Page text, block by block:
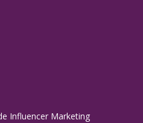
Influencer Marketing